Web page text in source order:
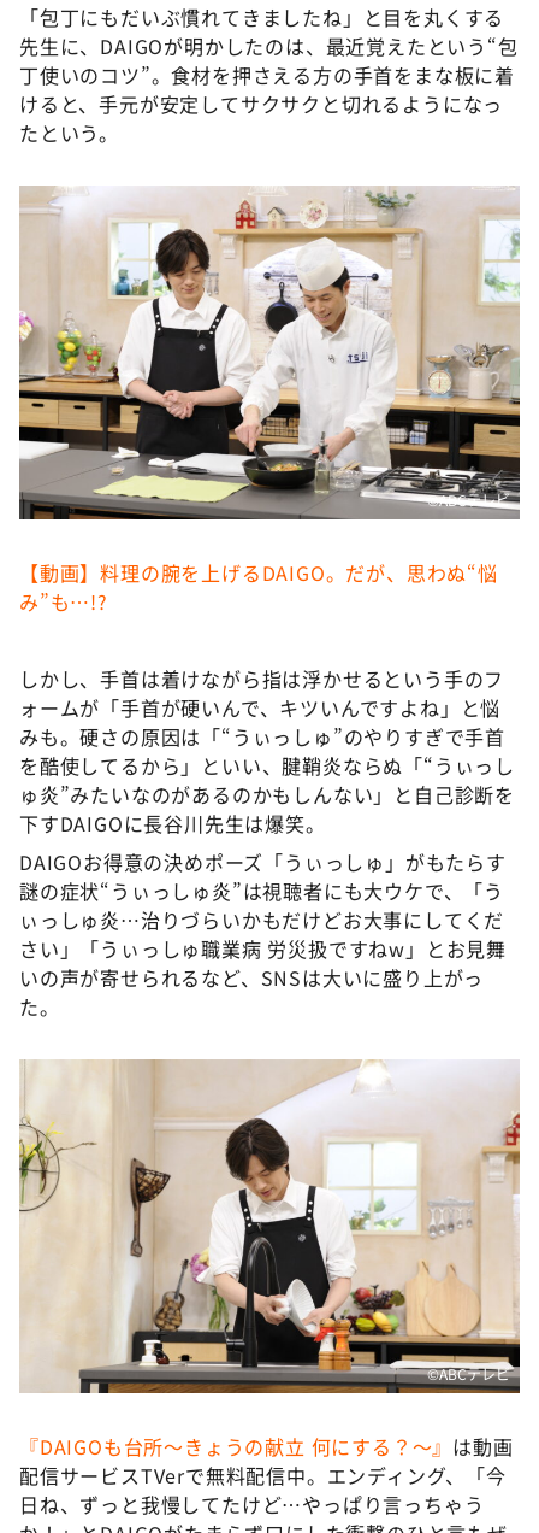
「包丁にもだいぶ慣れてきましたね」と目を丸くする
先生に、DAIGOが明かしたのは、最近覚えたという“包
丁使いのコツ”。食材を押さえる方の手首をまな板に着
けると、手元が安定してサクサクと切れるようになっ
たという。
©️ABCテレビ
【動画】料理の腕を上げるDAIGO。だが、思わぬ“悩
み”も…!?
しかし、手首は着けながら指は浮かせるという手のフ
ォームが「手首が硬いんで、キツいんですよね」と悩
みも。硬さの原因は「“うぃっしゅ”のやりすぎで手首
を酷使してるから」といい、腱鞘炎ならぬ「“うぃっし
ゅ炎”みたいなのがあるのかもしんない」と自己診断を
下すDAIGOに長谷川先生は爆笑。
DAIGOお得意の決めポーズ「うぃっしゅ」がもたらす
謎の症状“うぃっしゅ炎”は視聴者にも大ウケで、「う
ぃっしゅ炎…治りづらいかもだけどお大事にしてくだ
さい」「うぃっしゅ職業病 労災扱ですねw」とお見舞
いの声が寄せられるなど、SNSは大いに盛り上がっ
た。
©️ABCテレビ
『DAIGOも台所～きょうの献立 何にする？～』 は動画
配信サービスTVerで無料配信中。エンディング、「今
日ね、ずっと我慢してたけど…やっぱり言っちゃう